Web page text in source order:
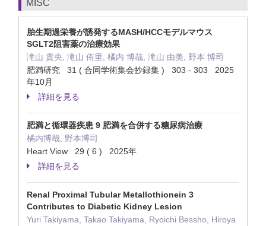
MISC
胎生期過栄養が誘発するMASH/HCCモデルマウス
SGLT2阻害薬の治療効果
滝山 貴央, 滝山 侑里, 橘内 博哉, 滝山 由美, 野本 博司
肥満研究 31 ( 合同学術集会抄録集 ) 303 - 303 2025
年10月
詳細を見る
肥満と循環器疾患 9 肥満を合併する糖尿病治療
橘内博哉, 野本博司
Heart View 29 ( 6 ) 2025年
詳細を見る
Renal Proximal Tubular Metallothionein 3
Contributes to Diabetic Kidney Lesion
Yuri Takiyama, Takao Takiyama, Ryoichi Bessho, Hiroya